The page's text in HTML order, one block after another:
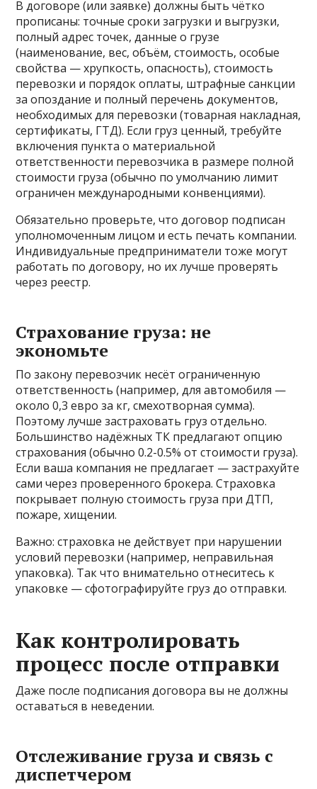
В договоре (или заявке) должны быть чётко
прописаны: точные сроки загрузки и выгрузки,
полный адрес точек, данные о грузе
(наименование, вес, объём, стоимость, особые
свойства — хрупкость, опасность), стоимость
перевозки и порядок оплаты, штрафные санкции
за опоздание и полный перечень документов,
необходимых для перевозки (товарная накладная,
сертификаты, ГТД). Если груз ценный, требуйте
включения пункта о материальной
ответственности перевозчика в размере полной
стоимости груза (обычно по умолчанию лимит
ограничен международными конвенциями).
Обязательно проверьте, что договор подписан
уполномоченным лицом и есть печать компании.
Индивидуальные предприниматели тоже могут
работать по договору, но их лучше проверять
через реестр.
Страхование груза: не
экономьте
По закону перевозчик несёт ограниченную
ответственность (например, для автомобиля —
около 0,3 евро за кг, смехотворная сумма).
Поэтому лучше застраховать груз отдельно.
Большинство надёжных ТК предлагают опцию
страхования (обычно 0.2-0.5% от стоимости груза).
Если ваша компания не предлагает — застрахуйте
сами через проверенного брокера. Страховка
покрывает полную стоимость груза при ДТП,
пожаре, хищении.
Важно: страховка не действует при нарушении
условий перевозки (например, неправильная
упаковка). Так что внимательно отнеситесь к
упаковке — сфотографируйте груз до отправки.
Как контролировать
процесс после отправки
Даже после подписания договора вы не должны
оставаться в неведении.
Отслеживание груза и связь с
диспетчером